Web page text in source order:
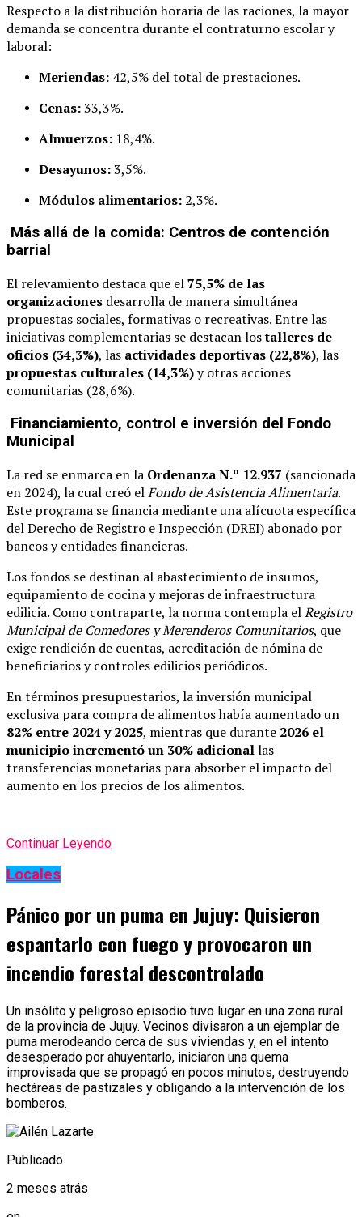
Respecto a la distribución horaria de las raciones, la mayor
demanda se concentra durante el contraturno escolar y
laboral:
Meriendas: 42,5% del total de prestaciones.
Cenas:33,3%.
Almuerzos: 18,4%.
Desayunos:3,5%.
Módulos alimentarios: 2,3%.
Más allá de la comida: Centros de contención
barrial
El relevamiento destaca que el75,5% de las
organizaciones desarrolla de manera simultánea
propuestas sociales, formativas o recreativas. Entre las
iniciativas complementarias se destacan lostalleres de
oficios (34,3%), las actividades deportivas (22,8%), las
propuestas culturales (14,3%)y otras acciones
comunitarias (28,6%).
Financiamiento, control e inversión del Fondo
Municipal
La red se enmarca en la Ordenanza N.º 12.937 (sancionada
en 2024), la cual creó elFondo de Asistencia Alimentaria.
Este programa se financia mediante una alícuota específica
del Derecho de Registro e Inspección (DREI) abonado por
bancos y entidades financieras.
Los fondos se destinan al abastecimiento de insumos,
equipamiento de cocina y mejoras de infraestructura
edilicia. Como contraparte, la norma contempla elRegistro
Municipal de Comedores y Merenderos Comunitarios, que
exige rendición de cuentas, acreditación de nómina de
beneficiarios y controles edilicios periódicos.
En términos presupuestarios, la inversión municipal
exclusiva para compra de alimentos había aumentado un
82% entre 2024 y 2025, mientras que durante 2026 el
municipio incrementó un 30% adicionallas
transferencias monetarias para absorber el impacto del
aumento en los precios de los alimentos.
Continuar Leyendo
Locales
Pánico por un puma en Jujuy: Quisieron
espantarlo con fuego y provocaron un
incendio forestal descontrolado
Un insólito y peligroso episodio tuvo lugar en una zona rural
de la provincia de Jujuy. Vecinos divisaron a un ejemplar de
puma merodeando cerca de sus viviendas y, en el intento
desesperado por ahuyentarlo, iniciaron una quema
improvisada que se propagó en pocos minutos, destruyendo
hectáreas de pastizales y obligando a la intervención de los
bomberos.
Publicado
2 meses atrás